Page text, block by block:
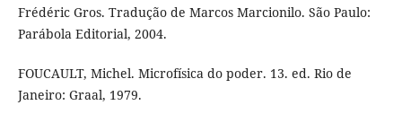
Frédéric Gros. Tradução de Marcos Marcionilo. São Paulo:
Parábola Editorial, 2004.
FOUCAULT, Michel. Microfísica do poder. 13. ed. Rio de
Janeiro: Graal, 1979.